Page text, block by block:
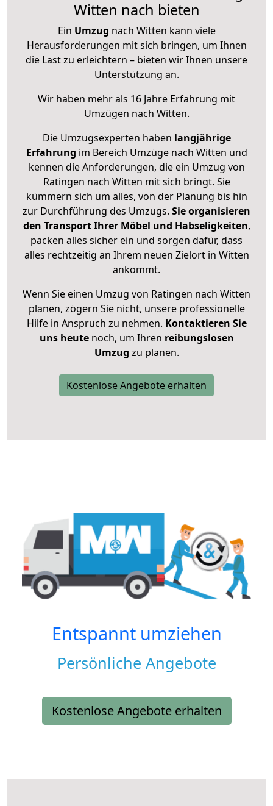
Witten nach bieten
Ein Umzug nach Witten kann viele
Herausforderungen mit sich bringen, um Ihnen
die Last zu erleichtern – bieten wir Ihnen unsere
Unterstützung an.
Wir haben mehr als 16 Jahre Erfahrung mit
Umzügen nach Witten.
Die Umzugsexperten haben langjährige
Erfahrung im Bereich Umzüge nach Witten und
kennen die Anforderungen, die ein Umzug von
Ratingen nach Witten mit sich bringt. Sie
kümmern sich um alles, von der Planung bis hin
zur Durchführung des Umzugs. Sie organisieren
den Transport Ihrer Möbel und Habseligkeiten,
packen alles sicher ein und sorgen dafür, dass
alles rechtzeitig an Ihrem neuen Zielort in Witten
ankommt.
Wenn Sie einen Umzug von Ratingen nach Witten
planen, zögern Sie nicht, unsere professionelle
Hilfe in Anspruch zu nehmen. Kontaktieren Sie
uns heutenoch, um Ihren reibungslosen
Umzug zu planen.
Kostenlose Angebote erhalten
Entspannt umziehen
Persönliche Angebote
Kostenlose Angebote erhalten